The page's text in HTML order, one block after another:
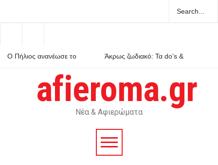
Ο Πήλιος ανανέωσε το
Άκρως ζωδιακό: Τα do’s &
Μέριλιν Μονρόε: 64 χρόνια
από τον θάνατό της – Τι είχε
πει για την Ελλάδαafieroma.gr
Νέα & Αφιερώματα